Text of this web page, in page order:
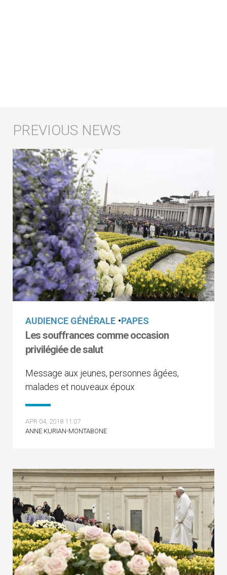
AUDIENCE GÉNÉRALE •PAPES
Les souffrances comme occasion
privilégiée de salut
Message aux jeunes, personnes âgées,
malades et nouveaux époux
APR 04, 2018 11:07
ANNE KURIAN-MONTABONE